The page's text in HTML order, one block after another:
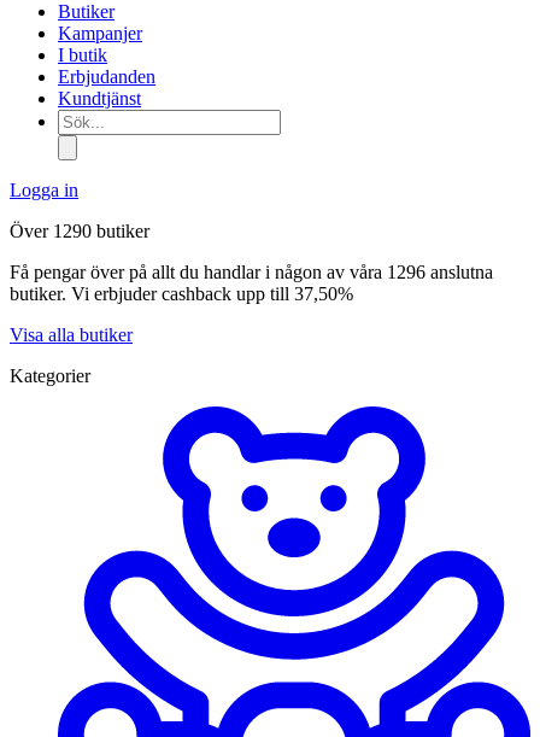
Butiker
Kampanjer
I butik
Erbjudanden
Kundtjänst
Sök...
Logga in
Över 1290 butiker
Få pengar över på allt du handlar i någon av våra 1296 anslutna
butiker. Vi erbjuder cashback upp till 37,50%
Visa alla butiker
Kategorier